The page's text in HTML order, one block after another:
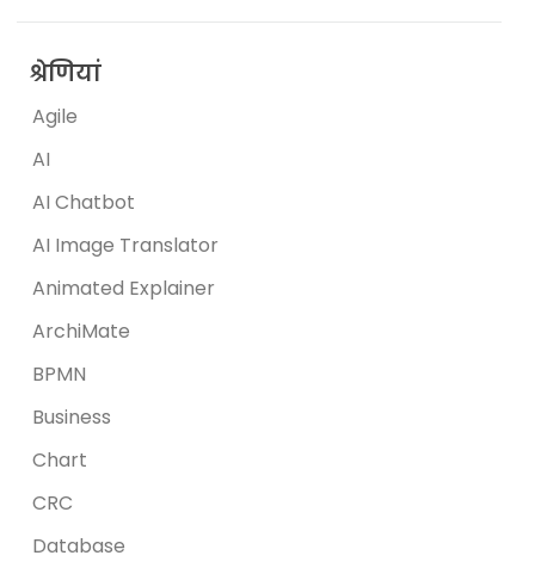
श्रेणियां
Agile
AI
AI Chatbot
AI Image Translator
Animated Explainer
ArchiMate
BPMN
Business
Chart
CRC
Database